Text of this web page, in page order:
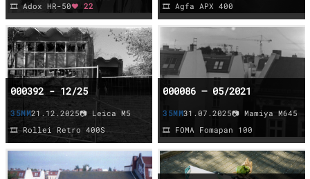
🎞️ Adox HR-50❤️ 22
🎞️ Agfa APX 400
000392 - 12/25
35MM21.12.2025📷 Leica M5
🎞️ Rollei Retro 400S
000086 – 05/2021
35MM31.07.2025📷 Mamiya M645
🎞️ FOMA Fomapan 100